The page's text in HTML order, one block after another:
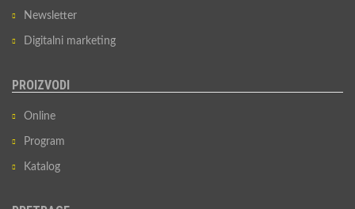
Newsletter
Digitalni marketing
PROIZVODI
Online
Program
Katalog